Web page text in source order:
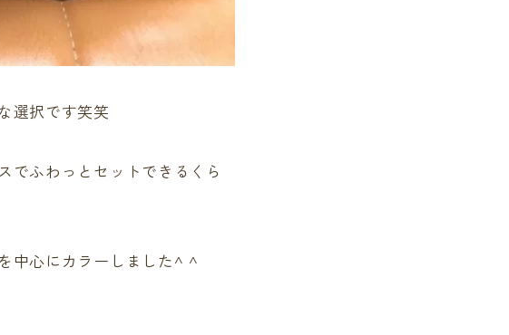
選択です笑笑
でふわっとセットできるくら
中心にカラーしました^ ^